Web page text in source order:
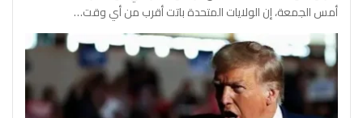
أمس الجمعة، إن الولايات المتحدة باتت أقرب من أي وقت…